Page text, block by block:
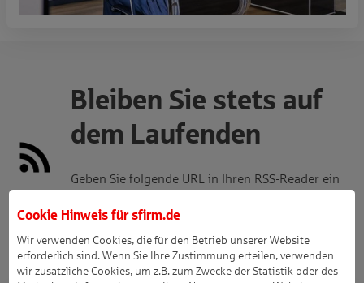
Bleiben Sie stets auf
dem Laufenden
Geben Sie folgende URL in Ihren RSS-Reader ein
Versionen:
Cookie Hinweis fürsfirm.de
Wir verwenden Cookies, die für den Betrieb unserer Website
erforderlich sind. Wenn Sie Ihre Zustimmung erteilen, verwenden
wir zusätzliche Cookies, um z.B. zum Zwecke der Statistik oder des